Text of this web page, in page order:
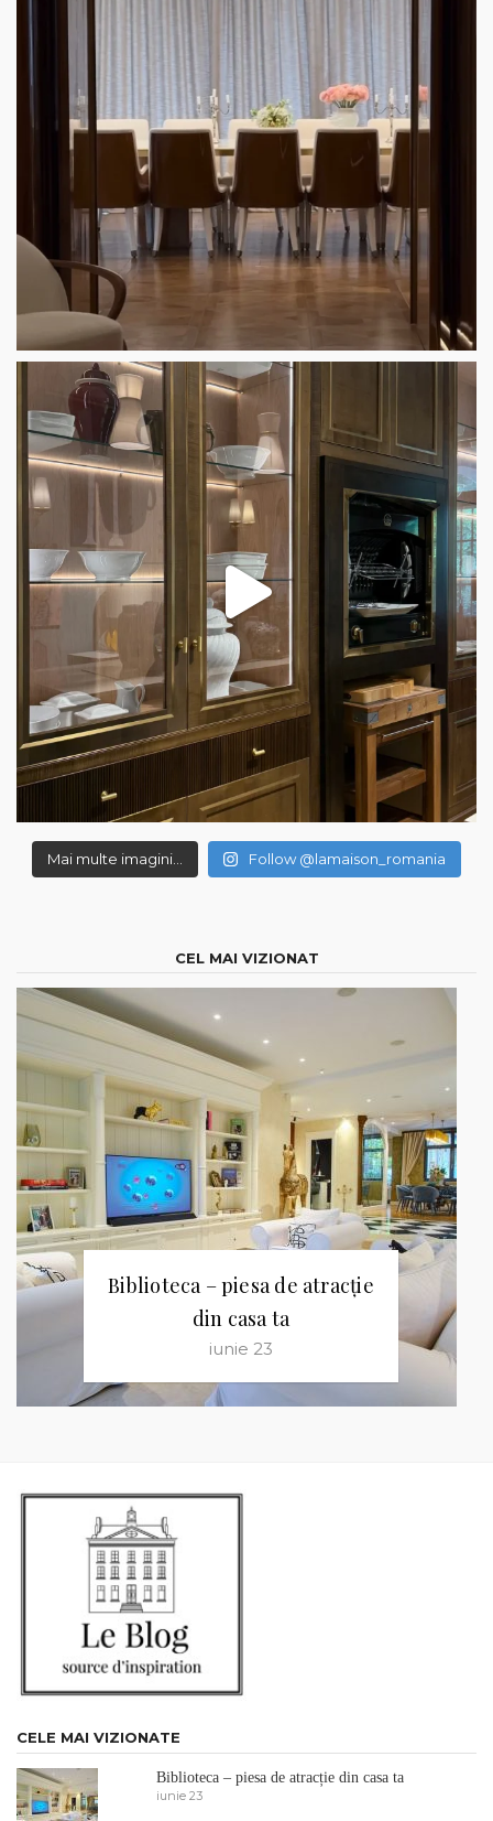
Mai multe imagini... Follow @lamaison_romania
CEL MAI VIZIONAT
Biblioteca – piesa de atracție
din casa ta
iunie 23
CELE MAI VIZIONATE
Biblioteca – piesa de atracție din casa ta
iunie 23